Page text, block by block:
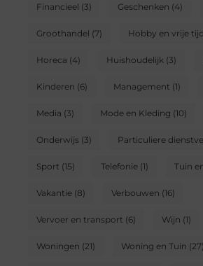
Financieel (3) Geschenken (4)
Groothandel (7) Hobby en vrije tijd
Horeca (4) Huishoudelijk (3)
Kinderen (6) Management (1)
Media (3) Mode en Kleding (10)
Onderwijs(3) Particuliere
Sport (15) Telefonie(1) Tuin
Vakantie(8) Verbouwen (16)
Vervoer en transport (6) Wijn (1)
Woningen (21) Woning en Tuin (27)